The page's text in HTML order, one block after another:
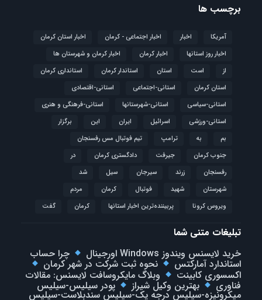
برچسب ها
آمریکا اخبار اخبار اجتماعی - کرمان
اخبار استان کرمان
اخبار روز استانها
اخبار کرمان
اخبار کرمان و شهرستان ها
از
است استان استاندار کرمان
استانداری کرمان
استان کرمان
استانی-اجتماعی
استانی-اقتصادی
استانی-سیاسی
استانی-شهرستانها
استانی-فرهنگی و هنری
استانی-ورزشی
اسرائیل ایران این
برگزار
بم
به ترامپ
تیم فوتبال مس رفسنجان
جنوب کرمان
جیرفت دادگستری کرمان
در
رفسنجان
زرند سیرجان سیل
شد
شهرستان
شهید فوتبال كرمان
مردم
ویروس کرونا
پربیننده‌ترین اخبار استانها کرمان گفت
تبلیغات متنی شما
خرید لایسنس ویندوز Windows اورجینال
چرا حساب
استاندارد آمارکتس نحوه ثبت شرکت در شهر کرمان
اکسسوری کابینت وبلاگ مایکروسافت لایسنس: مقالات
فناوری بهترین وکیل شیراز پودر سیلیس-سیلیس
میکرونیزه-سیلیس درجه یک-سیلیس سندبلاست-سیلیس